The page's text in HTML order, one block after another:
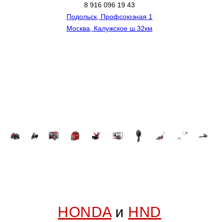
8 916 096 19 43
Подольск, Профсоюзная 1
Москва, Калужское ш.32км
HONDAи HND